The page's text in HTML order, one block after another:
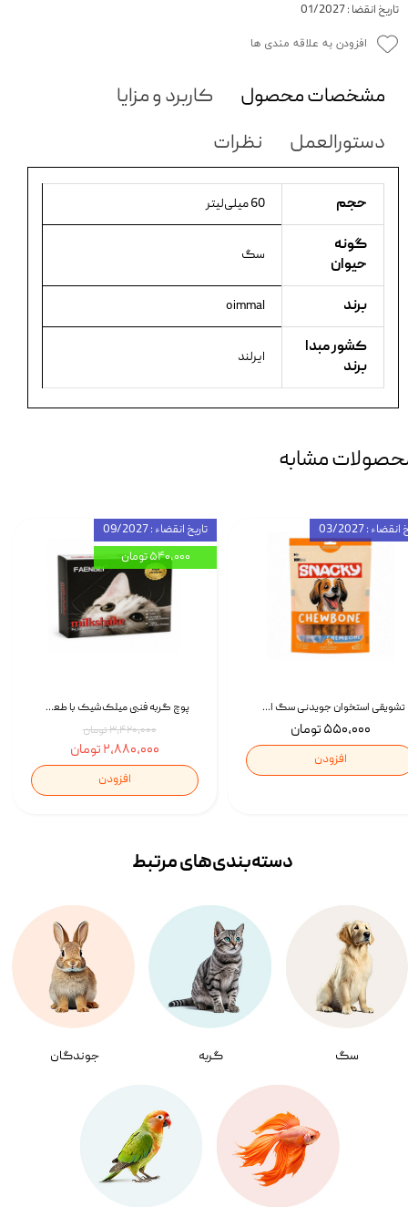
تاریخ انقضا : 01/2027
افزودن به علاقه مندی ها
مشخصات محصول
کاربرد و مزایا
دستورالعمل
نظرات
حجم 60 میلی‌لیتر
گونه
حیوان
سگ
برند oimmal
کشور مبدا
برند
ایرلند
مشابه
پوچ گربه فنبی میلک‌شیک با طعم مرغ Faenbei Cat Milk Shake Pouch بسته 12 عددی
۳,۴۲۰,۰۰۰ تومان
۲,۸۸۰,۰۰۰ تومان
افزودن
تاریخ انقضاء : 09/2027
۵۴۰,۰۰۰ تومان
تشویقی استخوان جویدنی سگ اسنکی کرانچی با طعم مرغ Snacky Crunchy Munchy وزن 100 گرم
۵۵۰,۰۰۰ تومان
افزودن
: 03/2027
سگ گربه جوندگان
دسته‌بندی‌‌های مرتبط